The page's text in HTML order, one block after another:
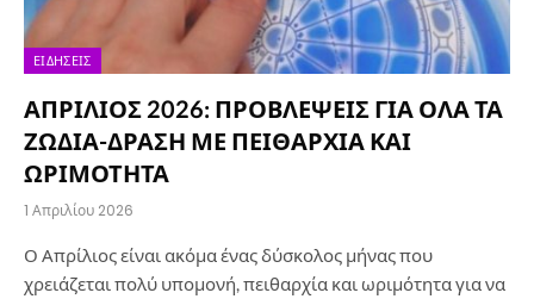
ΕΙΔΉΣΕΙΣ
ΑΠΡΙΛΙΟΣ 2026: ΠΡΟΒΛΕΨΕΙΣ ΓΙΑ ΟΛΑ ΤΑ
ΖΩΔΙΑ-ΔΡΑΣΗ ΜΕ ΠΕΙΘΑΡΧΙΑ ΚΑΙ
ΩΡΙΜΟΤΗΤΑ
1 Απριλίου 2026
Ο Απρίλιος είναι ακόμα ένας δύσκολος μήνας που
χρειάζεται πολύ υπομονή, πειθαρχία και ωριμότητα για να